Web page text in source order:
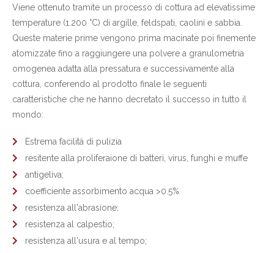
Viene ottenuto tramite un processo di cottura ad elevatissime
temperature (1.200 °C) di argille, feldspati, caolini e sabbia.
Queste materie prime vengono prima macinate poi finemente
atomizzate fino a raggiungere una polvere a granulometria
omogenea adatta alla pressatura e successivamente alla
cottura, conferendo al prodotto finale le seguenti
caratteristiche che ne hanno decretato il successo in tutto il
mondo:
Estrema facilità di pulizia
resitente alla proliferaione di batteri, virus, funghi e muffe
antigeliva;
coefficiente assorbimento acqua >0.5%
resistenza all'abrasione;
resistenza al calpestio;
resistenza all'usura e al tempo;